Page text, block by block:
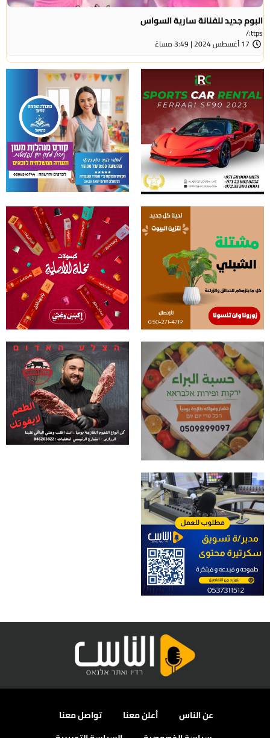
البوم جديد للفنانة سارية السواس
ttps:/
17 أغسطس 2024 | 3:49 مساءً
عن الناس أعلن معنا
تواصل معنا